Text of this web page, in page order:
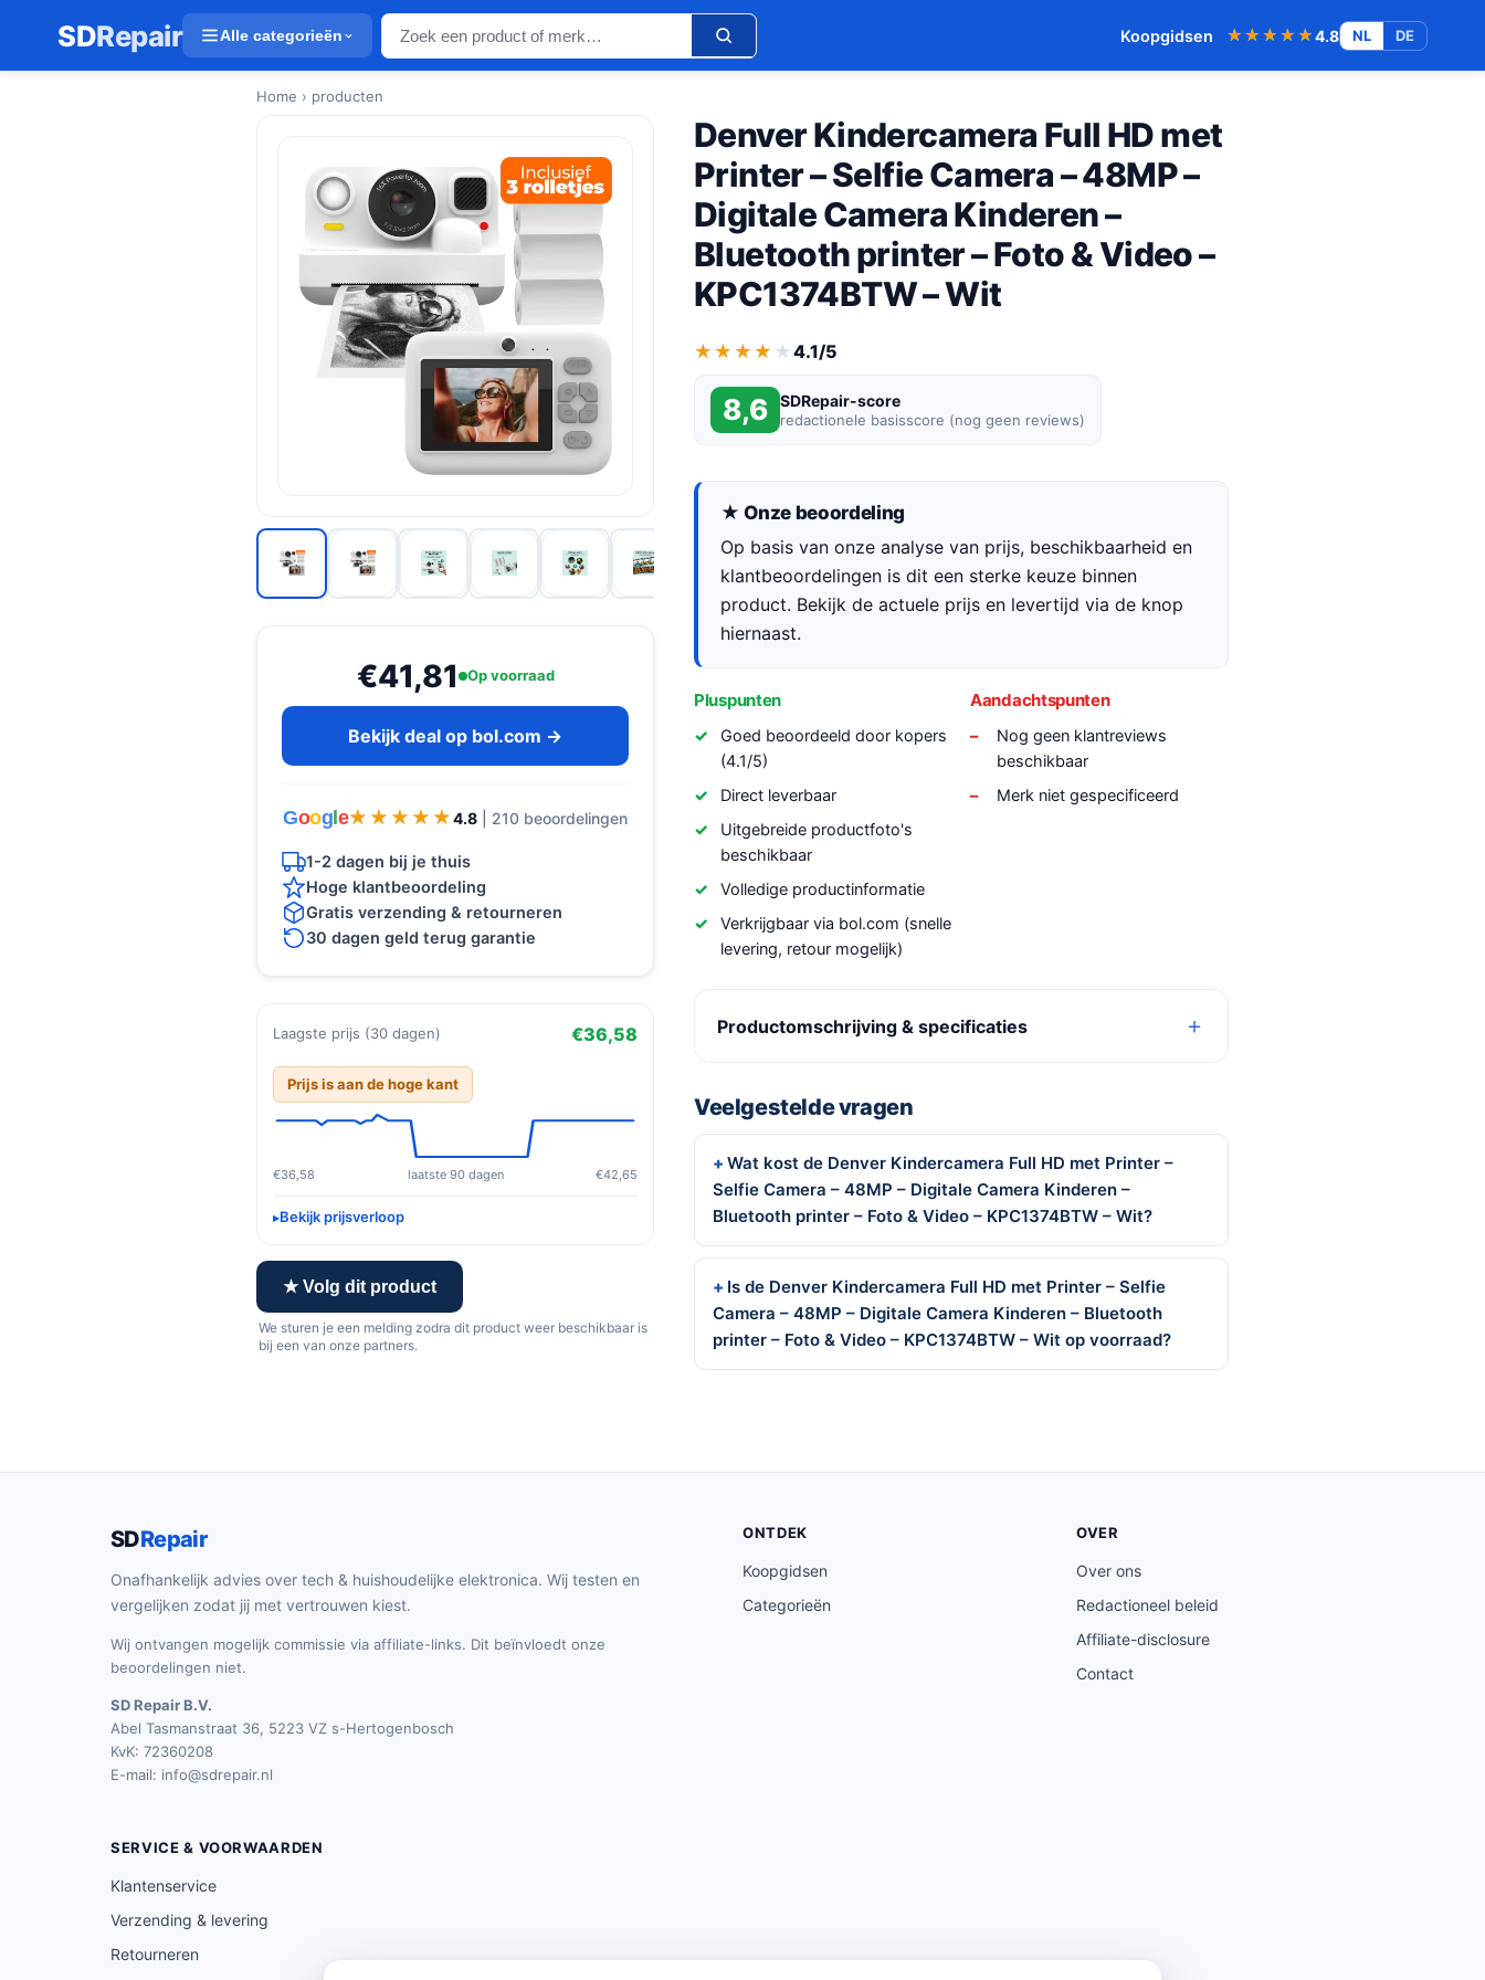
SDRepair Alle categorieën Koopgidsen ★★★★★
★★★★★4.8 NL DE
Home › producten
€41,81 Op voorraad
Bekijk deal op bol.com →
Google★★★★★
★★★★★ 4.8 | 210 beoordelingen
1-2 dagen bij je thuis
Hoge klantbeoordeling
Gratis verzending & retourneren
30 dagen geld terug garantie
Laagste prijs (30 dagen) €36,58
Prijs is aan de hoge kant
€36,58 laatste 90 dagen €42,65
Bekijk prijsverloop
★ Volg dit product
We sturen je een melding zodra dit product weer beschikbaar is
bij een van onze partners.
Denver Kindercamera Full HD met
Printer – Selfie Camera – 48MP –
Digitale Camera Kinderen –
Bluetooth printer – Foto & Video –
KPC1374BTW – Wit
★★★★★
★★★★★ 4.1/5
8,6 SDRepair-score
redactionele basisscore (nog geen reviews)
★ Onze beoordeling
Op basis van onze analyse van prijs, beschikbaarheid en
klantbeoordelingen is dit een sterke keuze binnen
product. Bekijk de actuele prijs en levertijd via de knop
hiernaast.
Pluspunten
Goed beoordeeld door kopers
(4.1/5)
Direct leverbaar
Uitgebreide productfoto's
beschikbaar
Volledige productinformatie
Verkrijgbaar via bol.com (snelle
levering, retour mogelijk)
Aandachtspunten
Nog geen klantreviews
beschikbaar
Merk niet gespecificeerd
Productomschrijving & specificaties
Veelgestelde vragen
Wat kost de Denver Kindercamera Full HD met Printer –
Selfie Camera – 48MP – Digitale Camera Kinderen –
Bluetooth printer – Foto & Video – KPC1374BTW – Wit?
Is de Denver Kindercamera Full HD met Printer – Selfie
Camera – 48MP – Digitale Camera Kinderen – Bluetooth
printer – Foto & Video – KPC1374BTW – Wit op voorraad?
SDRepair
Onafhankelijk advies over tech & huishoudelijke elektronica. Wij testen en
vergelijken zodat jij met vertrouwen kiest.
Wij ontvangen mogelijk commissie via affiliate-links. Dit beïnvloedt onze
beoordelingen niet.
SD Repair B.V.
Abel Tasmanstraat 36, 5223 VZ s-Hertogenbosch
KvK: 72360208
E-mail: info@sdrepair.nl
ONTDEK
Koopgidsen
Categorieën
OVER
Over ons
Redactioneel beleid
Affiliate-disclosure
Contact
SERVICE & VOORWAARDEN
Klantenservice
Verzending & levering
Retourneren